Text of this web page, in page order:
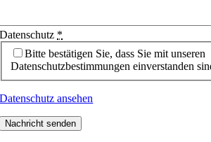
Datenschutz *
Bitte bestätigen Sie, dass Sie mit unseren
Datenschutzbestimmungen einverstanden
Datenschutz ansehen
Nachricht senden